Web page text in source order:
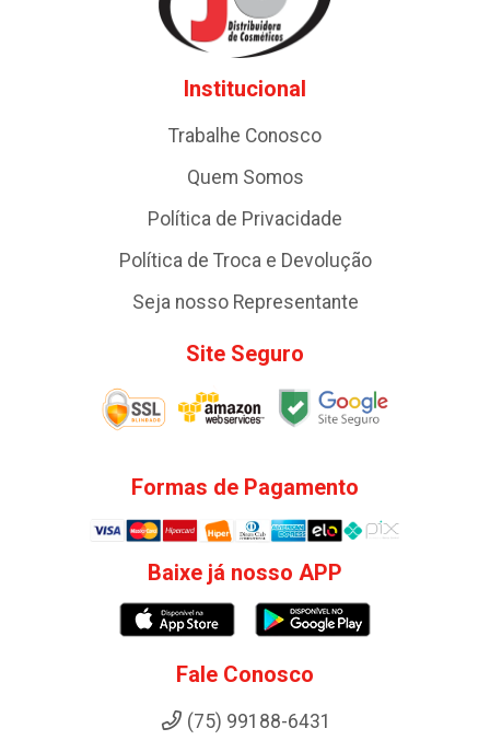
Institucional
Trabalhe Conosco
Quem Somos
Política de Privacidade
Política de Troca e Devolução
Seja nosso Representante
Site Seguro
Formas de Pagamento
Baixe já nosso APP
Fale Conosco
(75) 99188-6431